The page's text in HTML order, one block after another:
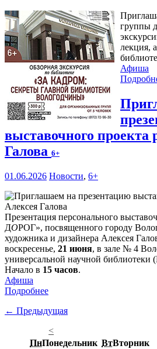
группы
лекция,
Афиша
выставочного проекта
Галова 6+
01.06.2026 Новости, 6+
Презентация персонального
ДОРОГ», посвященного городу
художника и дизайнера Алексея
воскресенье, 21 июня, в зале № 4
универсальной научной библиотеки
Начало в 15 часов.
Афиша
Подробнее
← Предыдущая
<
ПнПонедельник ВтВторник